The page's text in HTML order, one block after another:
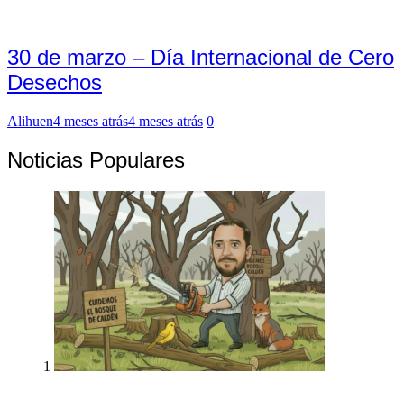
30 de marzo – Día Internacional de Cero
Desechos
Alihuen4 meses atrás4 meses atrás 0
Noticias Populares
1